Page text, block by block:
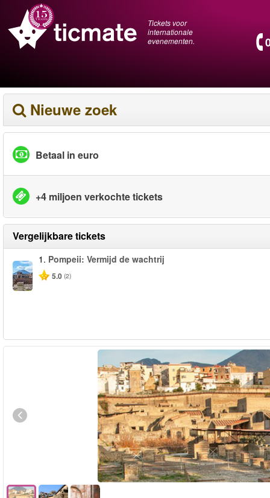
Tickets voor
internationale
evenementen.
Nieuwe zoek
Betaal in euro
+4 miljoen verkochte tickets
Vergelijkbare tickets
1. Pompeii: Vermijd de wachtrij
5.0 (2)